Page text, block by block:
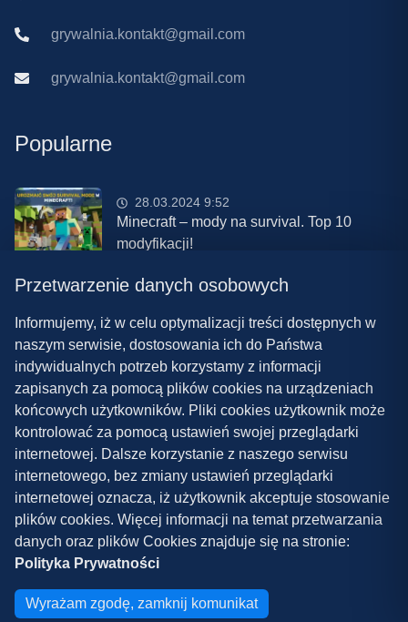
grywalnia.kontakt@gmail.com
grywalnia.kontakt@gmail.com
Popularne
28.03.2024 9:52
Minecraft – mody na survival. Top 10
modyfikacji!
08.03.2024 13:28
Najlepsze mody do ETS 2 w 2024 roku –
nowa paczka!
Polityka prywatności
Współpraca
Kontakt
Przetwarzenie danych osobowych
Informujemy, iż w celu optymalizacji treści dostępnych w
naszym serwisie, dostosowania ich do Państwa
indywidualnych potrzeb korzystamy z informacji
zapisanych za pomocą plików cookies na urządzeniach
końcowych użytkowników. Pliki cookies użytkownik może
kontrolować za pomocą ustawień swojej przeglądarki
internetowej. Dalsze korzystanie z naszego serwisu
internetowego, bez zmiany ustawień przeglądarki
internetowej oznacza, iż użytkownik akceptuje stosowanie
plików cookies. Więcej informacji na temat przetwarzania
danych oraz plików Cookies znajduje się na stronie:
Polityka Prywatności
Wyrażam zgodę, zamknij komunikat